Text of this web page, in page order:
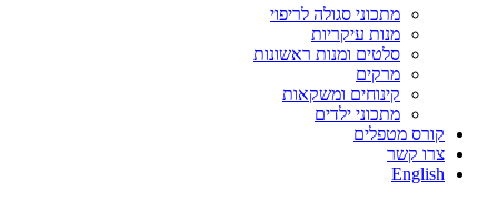
מתכוני סגולה לריפוי
מנות עיקריות
סלטים ומנות ראשונות
מרקים
קינוחים ומשקאות
מתכוני ילדים
קורס מטפלים
צרו קשר
English